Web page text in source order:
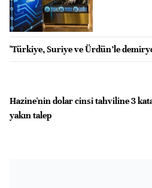
"Türkiye, Suriye ve Ürdün’le
Hazine'nin dolar cinsi tahviline 3
yakın talep